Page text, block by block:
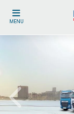
MENU